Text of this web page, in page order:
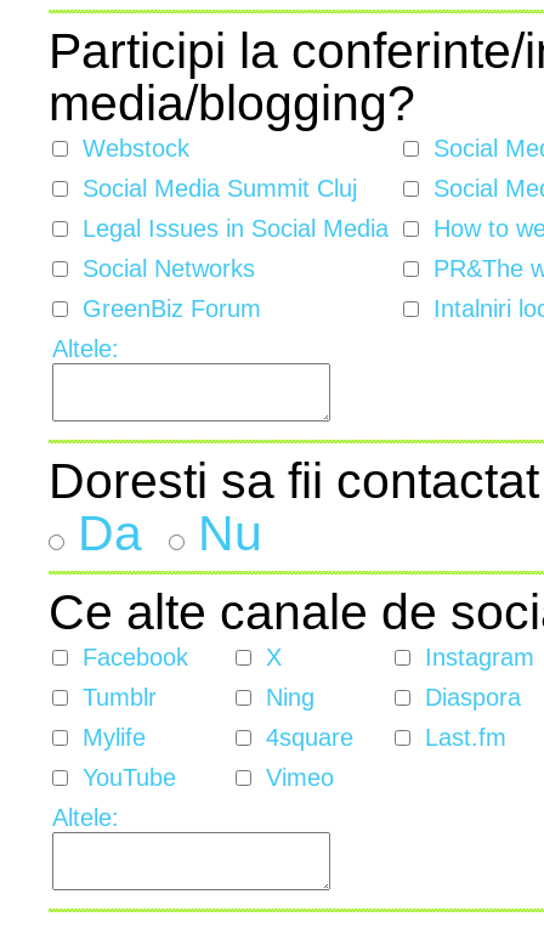
Participi la
media/blogging?
Webstock
Social
Social Media Summit Cluj
Social
Legal Issues in Social Media
How to
Social Networks
PR&The
GreenBiz Forum
Intalniri
Altele:
Doresti sa fii
Da
Nu
Ce alte canale de
Facebook X
Instagram
Tumblr
Ning
Diaspora
Mylife
4square
Last.fm
YouTube
Vimeo
Altele: